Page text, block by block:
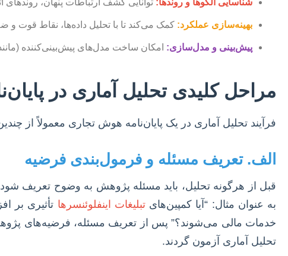
شناسایی الگوها و روندها: توانایی کشف ارتباطات پنهان، روندهای
بهینه‌سازی عملکرد: کمک می‌کند تا با تحلیل داده‌ها، نقاط
پیش‌بینی و مدل‌سازی: امکان ساخت مدل‌های پیش‌بینی‌کننده
مراحل کلیدی تحلیل آماری در
فرآیند تحلیل آماری در یک پایان‌نامه هوش تجاری معمولاً از
الف. تعریف مسئله و فرمول‌بندی فرضیه
قبل از هرگونه تحلیل، باید مسئله پژوهش به وضوح تعریف
به عنوان مثال: “آیا کمپین‌هایتبلیغات اینفلوئنسرها
خدمات مالی می‌شوند؟” پس از تعریف مسئله، فرضیه‌های
تحلیل آماری آزمون گردند.